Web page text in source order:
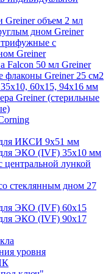
Greiner объем 2 мл
дном Greiner
с
Greiner
Falcon 50 мл Greiner
флаконы Greiner 25 см2
60х15, 94х16 мм
Greiner (стерильные
ИКСИ 9x51 мм
ЭКО (IVF) 35x10 мм
лункой
стеклянным дном 27
ЭКО (IVF) 60х15
ЭКО (IVF) 90х17
уровня